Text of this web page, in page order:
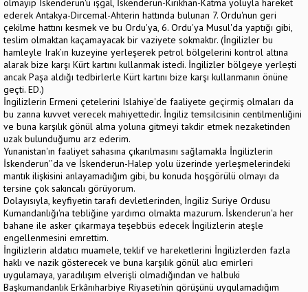
olmayıp İskenderun'u işgal, İskenderun-Kırıkhan-Katma yoluyla hareket
ederek Antakya-Dircemal-Ahterin hattında bulunan 7. Ordu'nun geri
çekilme hattını kesmek ve bu Ordu'ya, 6. Ordu'ya Musul'da yaptığı gibi,
teslim olmaktan kaçamayacak bir vaziyete sokmaktır. (İngilizler bu
hamleyle Irak’ın kuzeyine yerleşerek petrol bölgelerini kontrol altına
alarak bize karşı Kürt kartını kullanmak istedi. İngilizler bölgeye yerleşti
ancak Paşa aldığı tedbirlerle Kürt kartını bize karşı kullanmanın önüne
geçti. ED.)
İngilizlerin Ermeni çetelerini Islahiye'de faaliyete geçirmiş olmaları da
bu zanna kuvvet verecek mahiyettedir. İngiliz temsilcisinin centilmenliğini
ve buna karşılık gönül alma yoluna gitmeyi takdir etmek nezaketinden
uzak bulunduğumu arz ederim.
Yunanistan'ın faaliyet sahasına çıkarılmasını sağlamakla İngilizlerin
İskenderun'’da ve İskenderun-Halep yolu üzerinde yerleşmelerindeki
mantık ilişkisini anlayamadığım gibi, bu konuda hoşgörülü olmayı da
tersine çok sakıncalı görüyorum.
Dolayısıyla, keyfiyetin tarafı devletlerinden, İngiliz Suriye Ordusu
Kumandanlığı'na tebliğine yardımcı olmakta mazurum. İskenderun'a her
bahane ile asker çıkarmaya teşebbüs edecek İngilizlerin ateşle
engellenmesini emrettim.
İngilizlerin aldatıcı muamele, teklif ve hareketlerini İngilizlerden fazla
haklı ve nazik gösterecek ve buna karşılık gönül alıcı emirleri
uygulamaya, yaradılışım elverişli olmadığından ve halbuki
Başkumandanlık Erkânıharbiye Riyaseti'nin görüşünü uygulamadığım